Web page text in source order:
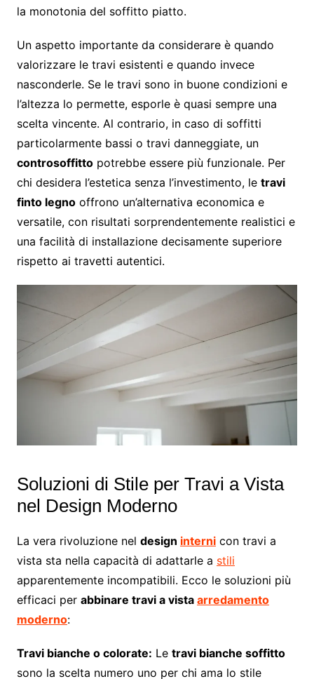
la monotonia del soffitto piatto.
Un aspetto importante da considerare è quando
valorizzare le travi esistenti e quando invece
nasconderle. Se le travi sono in buone condizioni e
l’altezza lo permette, esporle è quasi sempre una
scelta vincente. Al contrario, in caso di soffitti
particolarmente bassi o travi danneggiate, un
controsoffittopotrebbe essere più funzionale. Per
chi desidera l’estetica senza l’investimento, le travi
finto legnooffrono un’alternativa economica e
versatile, con risultati sorprendentemente realistici e
una facilità di installazione decisamente superiore
rispetto ai travetti autentici.
Soluzioni di Stile per Travi a Vista
nel Design Moderno
La vera rivoluzione nel design internicon travi a
vista sta nella capacità di adattarle a stili
apparentemente incompatibili. Ecco le soluzioni più
efficaci per abbinare travi a vista arredamento
moderno:
Travi bianche o colorate: Le travi bianche soffitto
sono la scelta numero uno per chi ama lo stile